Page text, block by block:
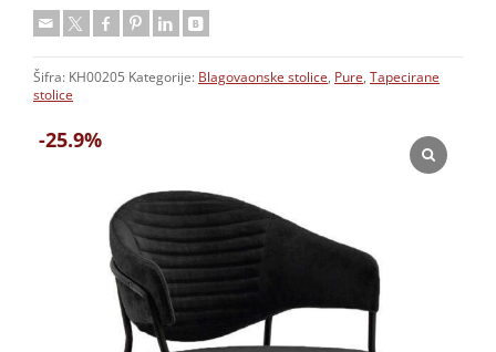
-25.9%
Šifra: KH00205 Kategorije: Blagovaonske stolice Pure Tapecirane
stolice